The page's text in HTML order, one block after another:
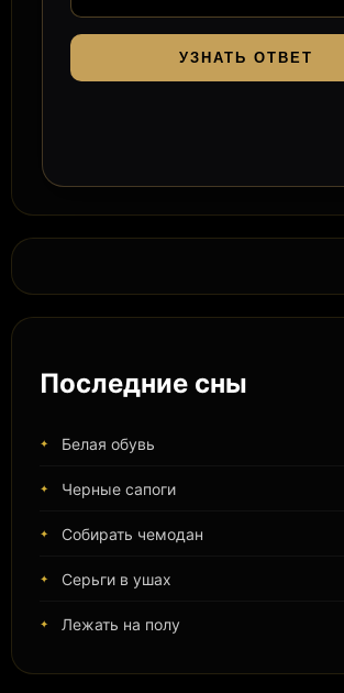
УЗНАТЬ ОТВЕТ
Последние сны
Белая обувь
Черные сапоги
Собирать чемодан
Серьги в ушах
Лежать на полу